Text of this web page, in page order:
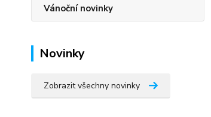
Vánoční novinky
Novinky
Zobrazit všechny novinky